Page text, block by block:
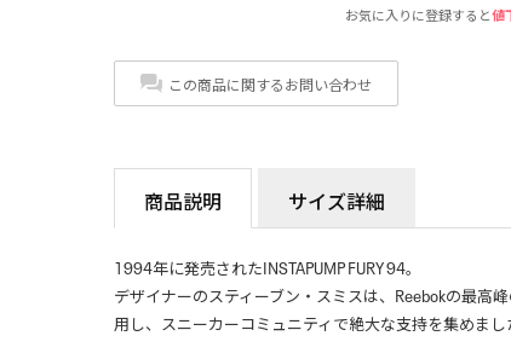
お気に入りに登録すると値
この商品に関するお問い合わせ
商品説明 サイズ詳細
1994年に発売されたINSTAPUMP FURY 94。
デザイナーのスティーブン・スミスは、Reebokの最高
用し、スニーカーコミュニティで絶大な支持を集めまし